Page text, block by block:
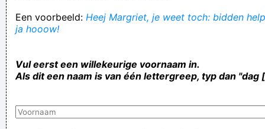
Een voorbeeld: Heej Margriet, je weet toch: bidden
ja hooow!
Vul eerst een willekeurige voornaam in.
Als dit een naam is van één lettergreep, typ dan "dag